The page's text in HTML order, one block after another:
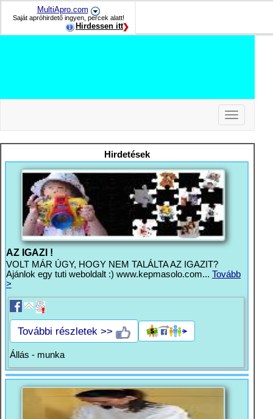
MultiApro.com
Saját apróhirdető ingyen, percek alatt!
Hirdessen itt
Toggle
navigation
-
-
Hirdetések
AZ IGAZI !
VOLT MÁR ÚGY, HOGY NEM TALÁLTA AZ IGAZIT?
Ajánlok egy tuti weboldalt :) www.kepmasolo.com... Tovább
>
További részletek >>
Állás - munka